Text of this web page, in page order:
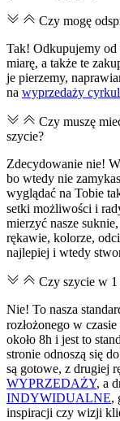
Czy mogę
Tak! Odkupujemy od
miarę, a także te
je pierzemy,
na wyprzedaży
Czy muszę
szycie?
Zdecydowanie nie!
bo wtedy nie
wyglądać na Tobie
setki możliwości i
mierzyć nasze
rękawie, kolorze,
najlepiej i wtedy
Czy szycie w 1
Nie! To nasza
rozłożonego w
około 8h i jest to
stronie odnoszą się
są gotowe, z drugiej
WYPRZEDAŻY, a
INDYWIDUALNE,
inspiracji czy wizji